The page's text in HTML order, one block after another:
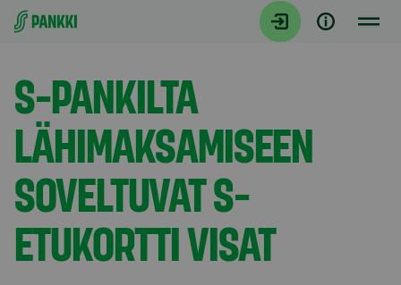
Siirry suoraan sisältöön
Tiedotteet
S-PANKILTA
LÄHIMAKSAMISEEN
SOVELTUVAT S-
ETUKORTTI VISAT